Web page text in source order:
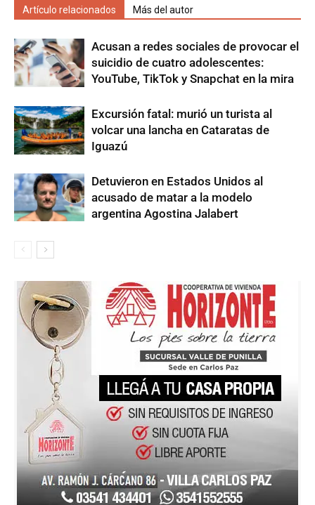
Artículo relacionados Más del autor
Acusan a redes sociales de provocar el
suicidio de cuatro adolescentes:
YouTube, TikTok y Snapchat en la mira
Excursión fatal: murió un turista al
volcar una lancha en Cataratas de
Iguazú
Detuvieron en Estados Unidos al
acusado de matar a la modelo
argentina Agostina Jalabert